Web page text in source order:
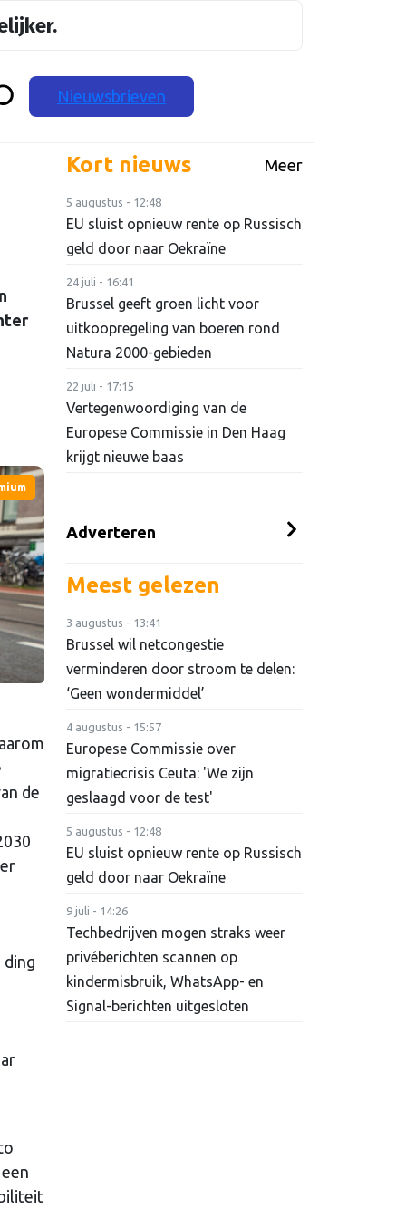
Nieuwsbrieven
de
ding
Kort nieuws Meer
5 augustus - 12:48
EU sluist opnieuw rente op Russisch
geld door naar Oekraïne
24 juli - 16:41
Brussel geeft groen licht voor
uitkoopregeling van boeren rond
Natura 2000-gebieden
22 juli - 17:15
Vertegenwoordiging van de
Europese Commissie in Den Haag
krijgt nieuwe baas
Adverteren
Meest gelezen
3 augustus - 13:41
Brussel wil netcongestie
verminderen door stroom te delen:
‘Geen wondermiddel’
4 augustus - 15:57
Europese Commissie over
migratiecrisis Ceuta: 'We zijn
geslaagd voor de test'
5 augustus - 12:48
EU sluist opnieuw rente op Russisch
geld door naar Oekraïne
9 juli - 14:26
Techbedrijven mogen straks weer
privéberichten scannen op
kindermisbruik, WhatsApp- en
Signal-berichten uitgesloten